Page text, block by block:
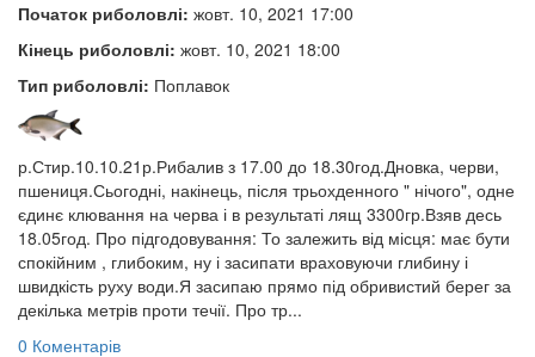
Початок риболовлі: жовт. 10, 2021 17:00
Кінець риболовлі: жовт. 10, 2021 18:00
Тип риболовлі: Поплавок
р.Стир.10.10.21р.Рибалив з 17.00 до 18.30год.Дновка, черви,
пшениця.Сьогодні, накінець, після трьохденного " нічого", одне
єдинє клювання на черва і в результаті лящ 3300гр.Взяв десь
18.05год. Про підгодовування: То залежить від місця: має бути
спокійним , глибоким, ну і засипати враховуючи глибину і
швидкість руху води.Я засипаю прямо під обривистий берег за
декілька метрів проти течії. Про тр...
0 Коментарів